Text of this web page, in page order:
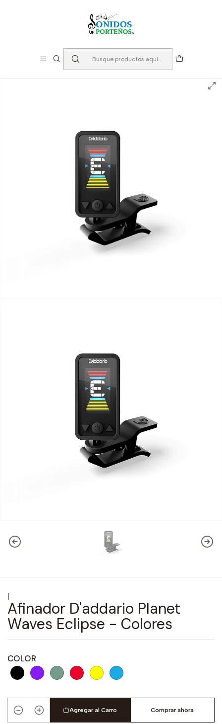
Accesorios generales
Afinadores – Metronomo
|
Afinador D'addario Planet
Waves Eclipse - Colores
COLOR
Cantidad
Agregar al Carro Comprar ahora